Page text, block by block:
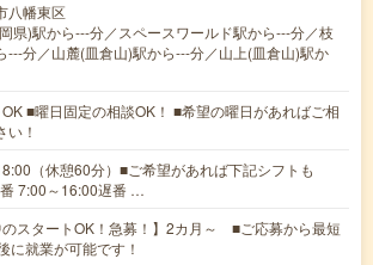
八幡東区
県)駅から---分／スペースワールド駅から---分／枝
---分／山麓(皿倉山)駅から---分／山上(皿倉山)駅か
■曜日固定の相談OK！ ■希望の曜日があればご相
い！
（休憩60分）■ご希望があれば下記シフトも
7:00～16:00遅番 …
のスタートOK！急募！】2カ月～ ■ご応募から最短
に就業が可能です！